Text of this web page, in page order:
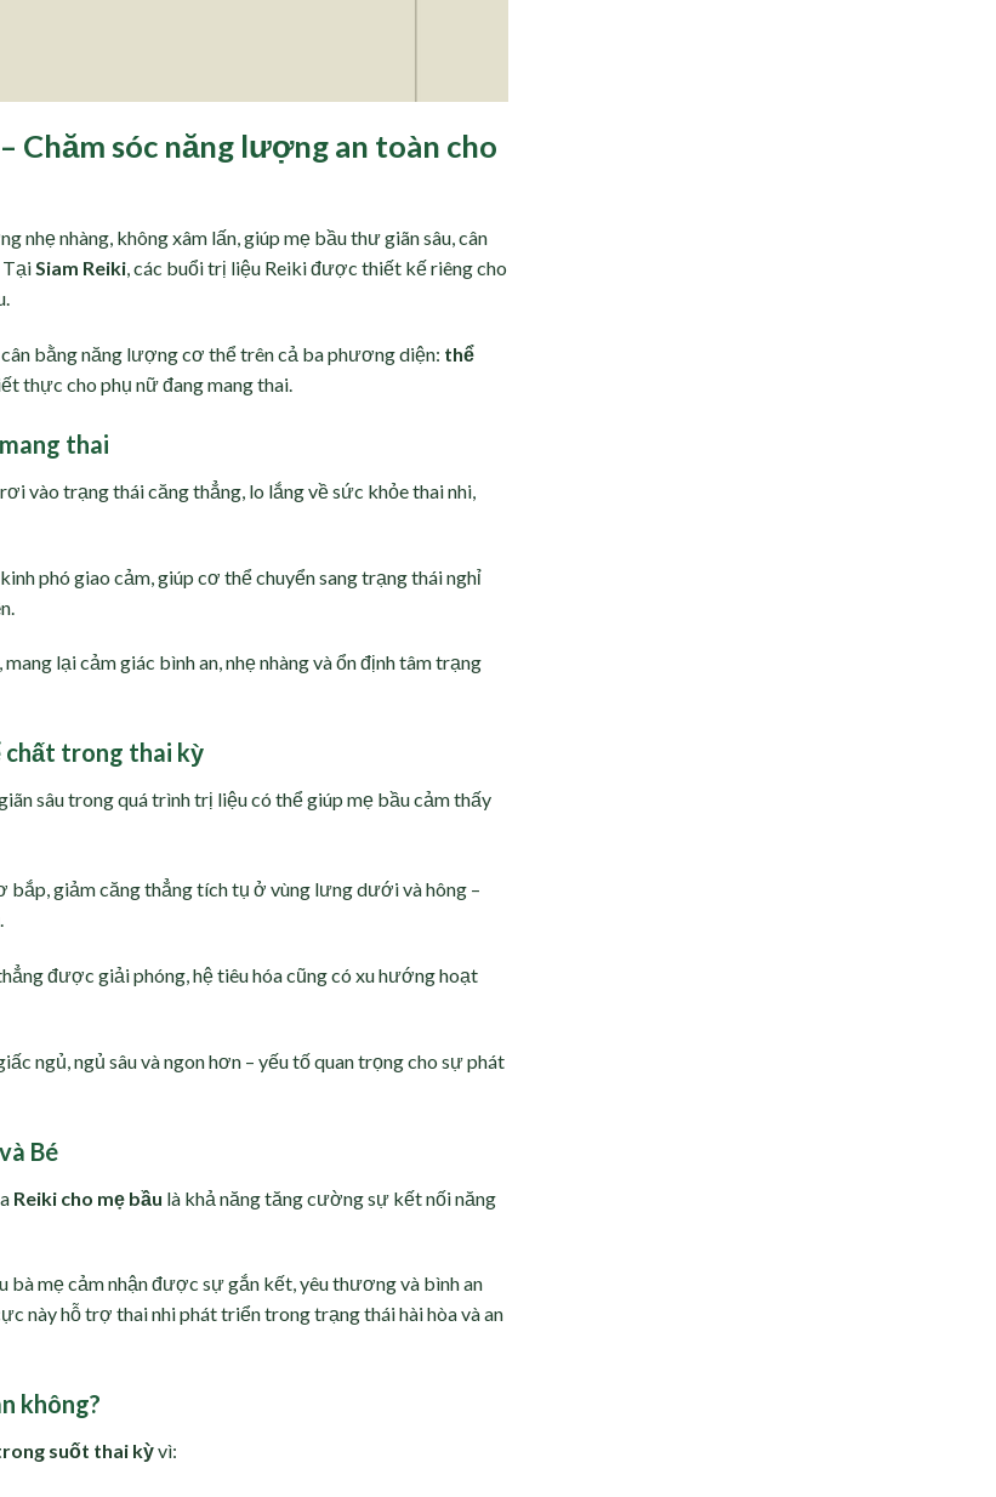
Chăm sóc năng lượng an toàn cho
nhẹ nhàng, không xâm lấn, giúp mẹ bầu thư giãn sâu, cân
TạiSiam Reiki, các buổi trị liệu Reiki được thiết kế riêng cho
bằng năng lượng cơ thể trên cả ba phương diện: thể
thực cho phụ nữ đang mang thai.
thai
vào trạng thái căng thẳng, lo lắng về sức khỏe thai nhi,
phó giao cảm, giúp cơ thể chuyển sang trạng thái nghỉ
lại cảm giác bình an, nhẹ nhàng và ổn định tâm trạng
chất trong thai kỳ
sâu trong quá trình trị liệu có thể giúp mẹ bầu cảm thấy
giảm căng thẳng tích tụ ở vùng lưng dưới và hông –
được giải phóng, hệ tiêu hóa cũng có xu hướng hoạt
ngủ, ngủ sâu và ngon hơn – yếu tố quan trọng cho sự phát
Bé
Reiki cho mẹ bầu là khả năng tăng cường sự kết nối năng
bà mẹ cảm nhận được sự gắn kết, yêu thương và bình an
này hỗ trợ thai nhi phát triển trong trạng thái hài hòa và an
không?
suốt thai kỳvì: